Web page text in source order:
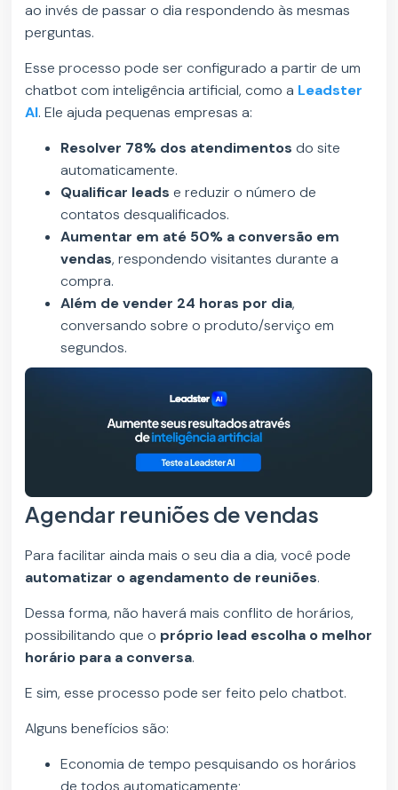
ao invés de passar o dia respondendo às mesmas
perguntas.
Esse processo pode ser configurado a partir de um
chatbot com inteligência artificial, como a Leadster
AI. Ele ajuda pequenas empresas a:
Resolver 78% dos atendimentos do site
automaticamente.
Qualificar leads e reduzir o número de
contatos desqualificados.
Aumentar em até 50% a conversão em
vendas, respondendo visitantes durante a
compra.
Além de vender 24 horas por dia,
conversando sobre o produto/serviço em
segundos.
Agendar reuniões de vendas
Para facilitar ainda mais o seu dia a dia, você pode
automatizar o agendamento de reuniões.
Dessa forma, não haverá mais conflito de horários,
possibilitando que o próprio lead escolha o melhor
horário para a conversa.
E sim, esse processo pode ser feito pelo chatbot.
Alguns benefícios são:
Economia de tempo pesquisando os horários
de todos automaticamente;